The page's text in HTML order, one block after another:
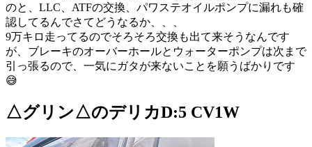
のと、LLC、ATFの交換、パワステオイルポンプに漏れも確
認してるんでさてどうなるか、、、
9万キロ走ってるのでそろそろ交換も出て来そうなんです
が、ブレーキのオーバーホールとウォーターポンプは次まで
引っ張るので、一気にガタが来ないことを願うばかりです
😅
△グリン△のデリカD:5 CV1W